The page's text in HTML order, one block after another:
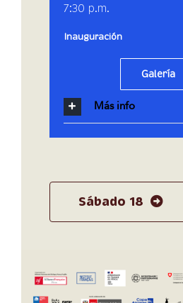
7:30 p.m.
Inauguración
Galería
Más info
Sábado 18